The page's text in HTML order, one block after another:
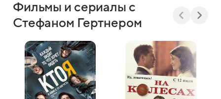
Фильмы и сериалы с
Стефаном Гертнером